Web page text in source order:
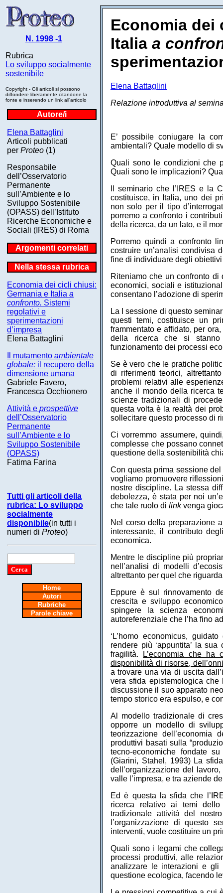
N. 1998 -1
Rubrica
Lo sviluppo socialmente
sostenibile
Copyright - Gli articoli si possono
diffondere liberamente citandone la
fonte e inserendo un link all'articolo
Autore/i
Elena Battaglini
Articoli pubblicati
per Proteo (1)
Responsabile
dell’Osservatorio
Permanente
sull’Ambiente e lo
Sviluppo Sostenibile
(OPASS) dell’Istituto
Ricerche Economiche e
Sociali (IRES) di Roma
Argomenti correlati
Nella stessa rubrica
Economia dei cicli chiusi:
Germania e Italia a
confronto. Sistemi
regolativi e
sperimentazioni
d’impresa
Elena Battaglini
Il mutamento ambientale
globale: il recupero della
dimensione umana
Gabriele Favero,
Francesca Occhionero
Attività e prospettive
dell’Osservatorio
Permanente
sull’Ambiente e lo
Sviluppo Sostenibile
(OPASS)
Fatima Farina
Tutti gli articoli della
rubrica: Lo sviluppo
socialmente
disponibile(in tutti i
numeri di Proteo)
Home
Autori
Rubriche
Parole chiave
Economia dei
Italia a
Elena Battaglini
Relazione introduttiva al
E’ possibile coniugare la
ambientali? Quale modello di
Quali sono le condizioni che
Quali sono le implicazioni?
Il seminario che l’IRES e la
costituisce, in Italia, uno dei
non solo per il tipo
porremo a confronto i
della ricerca, da un lato, e il
Porremo quindi a confronto
costruire un’analisi condivisa
fine di individuare degli
Riteniamo che un confronto
economici, sociali e
consentano l’adozione di
La I sessione di questo
questi temi, costituisce un
frammentato e affidato, per
della ricerca che si stanno
funzionamento dei processi
Se è vero che le pratiche
di riferimenti teorici,
problemi relativi alle
anche il mondo della ricerca
scienze tradizionali di
questa volta è la realtà dei
sollecitare questo processo di
Ci vorremmo assumere,
complesse che possano
questione della sostenibilità
Con questa prima sessione
vogliamo promuovere
nostre discipline. La stessa
debolezza, è stata per noi
che tale ruolo di linkvenga
Nel corso della preparazione
interessante, il contributo
economica.
Mentre le discipline più
nell’analisi di modelli
altrettanto per quel che
Eppure è sul rinnovamento
crescita e sviluppo
spingere la scienza
autoreferenziale che l’ha fino
‘L’homo economicus,
rendere più ‘appuntita’ la
fragilità.
L’economia che
disponibilità di risorse,
a trovare una via di uscita
vera sfida epistemologica
discussione il suo apparato
tempo storico era espulso, e
Al modello tradizionale di
opporre un modello di
teorizzazione
produttivi basati sulla
tecno-economiche fondate
(Giarini, Stahel, 1993) La
dell’organizzazione del
valle l’impresa, e tra aziende
Ed è questa la sfida che
ricerca relativo ai temi
tradizionale attività del
l’organizzazione di questo
interventi, vuole costituire un
Quali sono i legami che
processi produttivi, alle
analizzare le interazioni e gli
questione ecologica, facendo